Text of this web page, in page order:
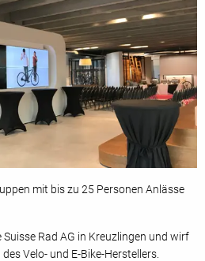
mit bis zu 25 Personen Anlässe
Suisse Rad AG in Kreuzlingen und wirf
Velo- und E-Bike-Herstellers.